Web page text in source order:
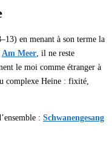
en menant à son terme la
Am Meer, il ne reste
le moi comme étranger à
complexe Heine : fixité,
: Schwanengesang